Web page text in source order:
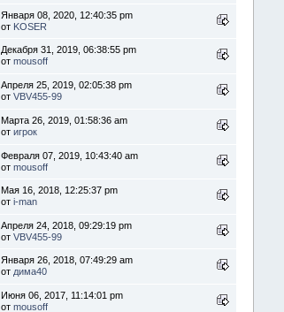
Января 08, 2020, 12:40:35 pm
от KOSER
Декабря 31, 2019, 06:38:55 pm
от mousoff
Апреля 25, 2019, 02:05:38 pm
от VBV455-99
Марта 26, 2019, 01:58:36 am
от игрок
Февраля 07, 2019, 10:43:40 am
от mousoff
Мая 16, 2018, 12:25:37 pm
от i-man
Апреля 24, 2018, 09:29:19 pm
от VBV455-99
Января 26, 2018, 07:49:29 am
от дима40
Июня 06, 2017, 11:14:01 pm
от mousoff